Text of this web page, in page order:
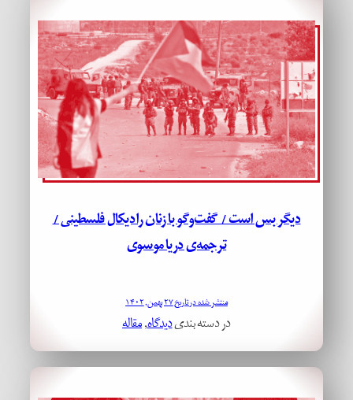
دیگر بس است / گفت‌وگو با زنان رادیکال فلسطینی /
ترجمه‌ی دریا موسوی
منتشر شده در تاریخ ۲۷ بهمن, ۱۴۰۲
در دسته بندیدیدگاه, مقاله